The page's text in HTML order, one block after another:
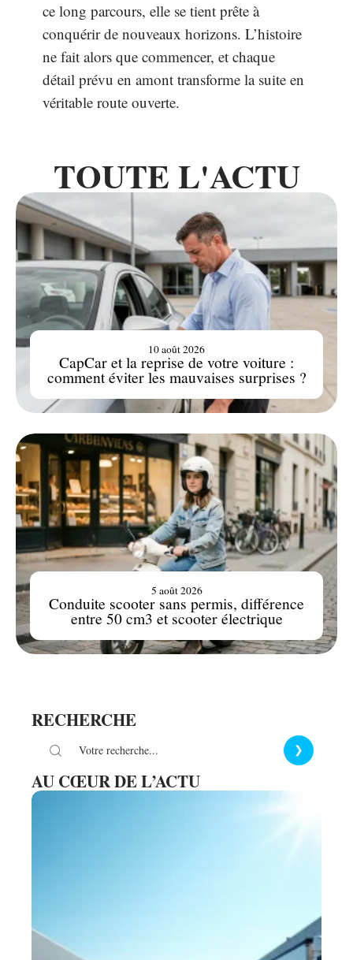
ce long parcours, elle se tient prête à
conquérir de nouveaux horizons. L’histoire
ne fait alors que commencer, et chaque
détail prévu en amont transforme la suite en
véritable route ouverte.
TOUTE L'ACTU
CapCar et la reprise de votre voiture :
comment éviter les mauvaises surprises ?
10 août 2026
Conduite scooter sans permis, différence
entre 50 cm3 et scooter électrique
5 août 2026
RECHERCHE
AU CŒUR DE L’ACTU